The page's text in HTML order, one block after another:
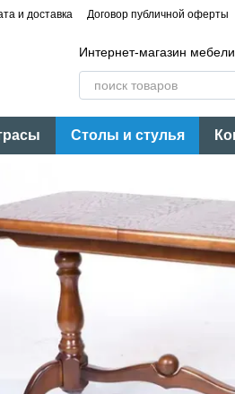
и доставка Договор публичной оферты
Интернет-магазин мебели
Столы и стулья